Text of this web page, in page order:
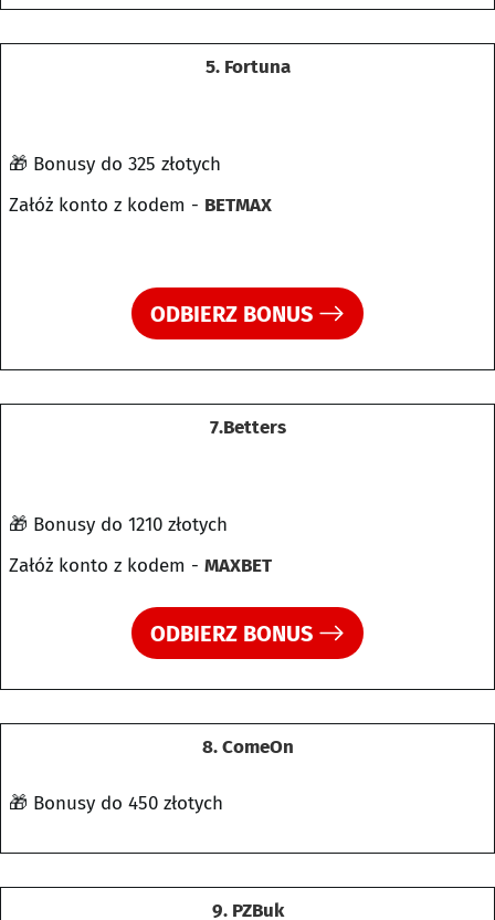
5. Fortuna
🎁 Bonusy do 325 złotych
Załóż konto z kodem - BETMAX
ODBIERZ BONUS
7.Betters
🎁 Bonusy do 1210 złotych
Załóż konto z kodem - MAXBET
ODBIERZ BONUS
8. ComeOn
🎁 Bonusy do 450 złotych
9. PZBuk